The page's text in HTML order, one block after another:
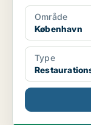
Område
København
Type